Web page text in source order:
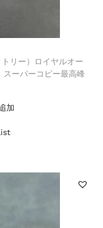
リー）ロイヤルオー
ーパーコピー最高峰
加